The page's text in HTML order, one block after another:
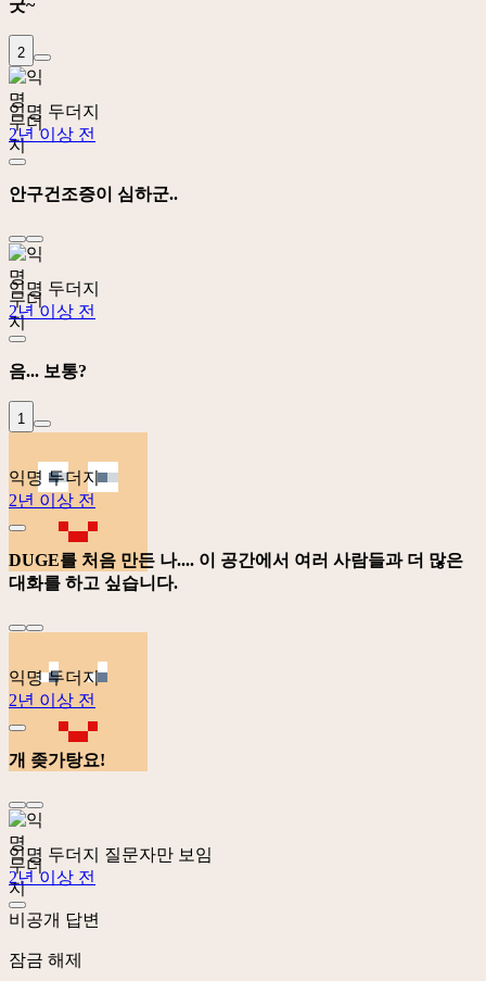
굿~
2
익명 두더지
2년 이상 전
안구건조증이 심하군..
익명 두더지
2년 이상 전
음... 보통?
1
익명 두더지
2년 이상 전
DUGE를 처음 만든 나.... 이 공간에서 여러 사람들과 더 많은
대화를 하고 싶습니다.
익명 두더지
2년 이상 전
개 좆가탕요!
익명 두더지
질문자만 보임
2년 이상 전
비공개 답변
잠금 해제